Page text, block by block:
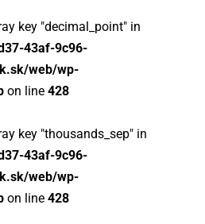
key "decimal_point" in
43af-9c96-
web/wp-
on line 428
key "thousands_sep" in
43af-9c96-
web/wp-
on line 428